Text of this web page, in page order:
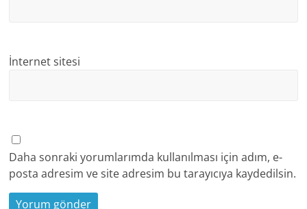
İnternet sitesi
Daha sonraki yorumlarımda kullanılması için adım, e-
posta adresim ve site adresim bu tarayıcıya kaydedilsin.